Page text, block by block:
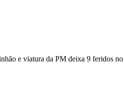
e viatura da PM deixa 9 feridos